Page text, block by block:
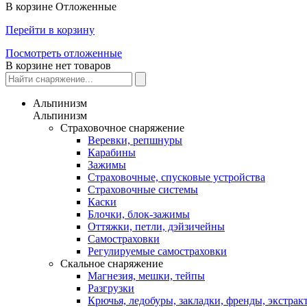
В корзине Отложенные
Перейти в корзину
Посмотреть отложенные
В корзине нет товаров
Альпинизм
Альпинизм
Страховочное снаряжение
Веревки, репшнуры
Карабины
Зажимы
Страховочные, спусковые устройства
Страховочные системы
Каски
Блочки, блок-зажимы
Оттяжки, петли, дэйзичейны
Самостраховки
Регулируемые самостраховки
Скальное снаряжение
Магнезия, мешки, тейпы
Разгрузки
Крючья, ледобуры, закладки, френды,